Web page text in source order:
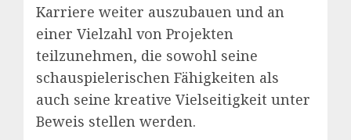
Karriere weiter auszubauen und an
einer Vielzahl von Projekten
teilzunehmen, die sowohl seine
schauspielerischen Fähigkeiten als
auch seine kreative Vielseitigkeit unter
Beweis stellen werden.